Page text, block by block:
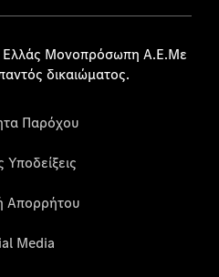
Μονοπρόσωπη Α.Ε.Με
δικαιώματος.
Παρόχου
Υποδείξεις
Απορρήτου
Media